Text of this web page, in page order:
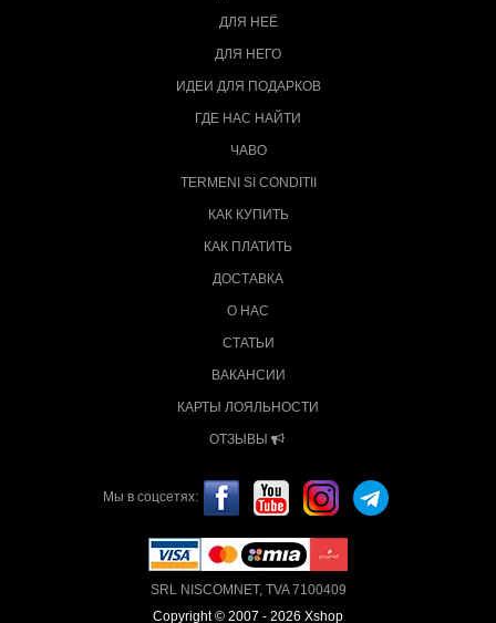
ДЛЯ НЕЁ
ДЛЯ НЕГО
ИДЕИ ДЛЯ ПОДАРКОВ
ГДЕ НАС НАЙТИ
ЧАВО
TERMENI SI CONDITII
КАК КУПИТЬ
КАК ПЛАТИТЬ
ДОСТАВКА
О НАС
СТАТЬИ
ВАКАНСИИ
КАРТЫ ЛОЯЛЬНОСТИ
ОТЗЫВЫ
Мы в соцсетях:
SRL NISCOMNET, TVA 7100409
Copyright © 2007 - 2026 Xshop